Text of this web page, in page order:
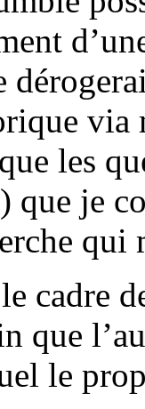
les
que je
qui
cadre
que
le